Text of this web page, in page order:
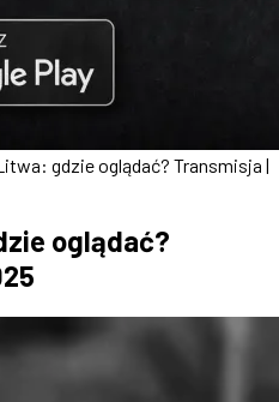
gdzie oglądać? Transmisja |
oglądać?